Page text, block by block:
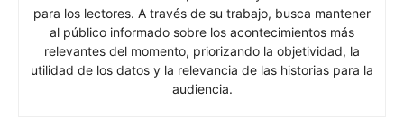
para los lectores. A través de su trabajo, busca mantener
al público informado sobre los acontecimientos más
relevantes del momento, priorizando la objetividad, la
utilidad de los datos y la relevancia de las historias para la
audiencia.